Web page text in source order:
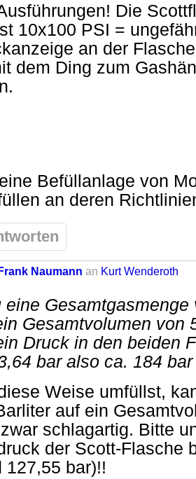
Die
10x100 PSI =
an der
dem Ding zum
Befüllanlage von
an deren
Frank Naumann an Kurt Wenderoth
eine
Gesamtvolumen von
Druck in den beiden
bar also ca. 184
Weise umfüllst,
auf ein
schlagartig. Bitte
der Scott-Flasche
127,55 bar)!!